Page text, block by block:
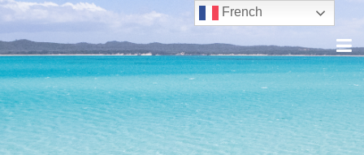
French